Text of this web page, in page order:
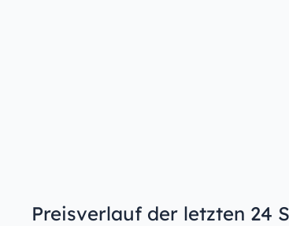
Preisverlauf der letzten 24